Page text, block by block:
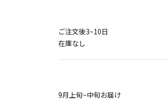
ご注文後3~10日
在庫なし
9月上旬~中旬お届け